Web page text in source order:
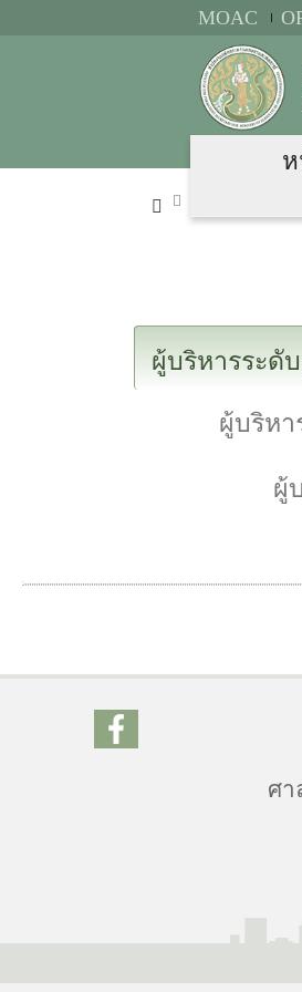
MOAC
ผู้บริหารระดั
ผู้บริหา
ผู้
ศา